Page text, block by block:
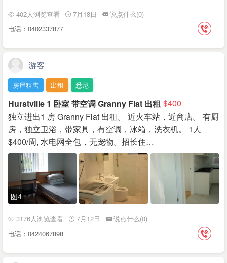
402人浏览查看 7月18日
说点什么(0)
电话：0402337877
游客
房屋租售 出租 悉尼
Hurstville 1 卧室 带空调 Granny Flat 出租 $400
独立进出1 房 Granny Flat 出租。 近火车站，近商店。 有厨
房，独立卫浴，带家具，有空调，冰箱，洗衣机。 1人
$400/周, 水电网全包，无宠物。招长住…
图4
3176人浏览查看 7月12日
说点什么(0)
电话：0424067898